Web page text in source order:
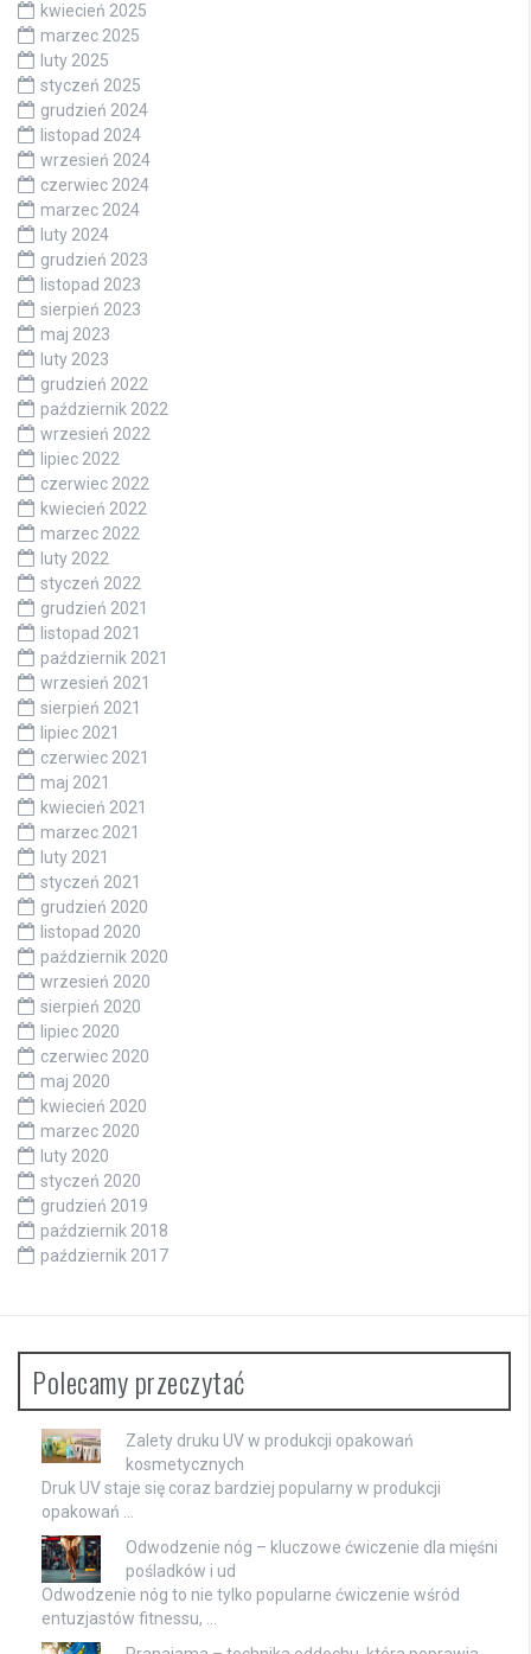
kwiecień 2025
marzec 2025
luty 2025
styczeń 2025
grudzień 2024
listopad 2024
wrzesień 2024
czerwiec 2024
marzec 2024
luty 2024
grudzień 2023
listopad 2023
sierpień 2023
maj 2023
luty 2023
grudzień 2022
październik 2022
wrzesień 2022
lipiec 2022
czerwiec 2022
kwiecień 2022
marzec 2022
luty 2022
styczeń 2022
grudzień 2021
listopad 2021
październik 2021
wrzesień 2021
sierpień 2021
lipiec 2021
czerwiec 2021
maj 2021
kwiecień 2021
marzec 2021
luty 2021
styczeń 2021
grudzień 2020
listopad 2020
październik 2020
wrzesień 2020
sierpień 2020
lipiec 2020
czerwiec 2020
maj 2020
kwiecień 2020
marzec 2020
luty 2020
styczeń 2020
grudzień 2019
październik 2018
październik 2017
Polecamy przeczytać
Zalety druku UV w produkcji opakowań
kosmetycznych
Druk UV staje się coraz bardziej popularny w produkcji
opakowań …
Odwodzenie nóg – kluczowe ćwiczenie dla mięśni
pośladków i ud
Odwodzenie nóg to nie tylko popularne ćwiczenie wśród
entuzjastów fitnessu, …